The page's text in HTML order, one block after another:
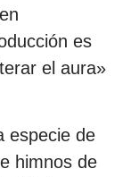
es
el aura»
especie de
himnos de